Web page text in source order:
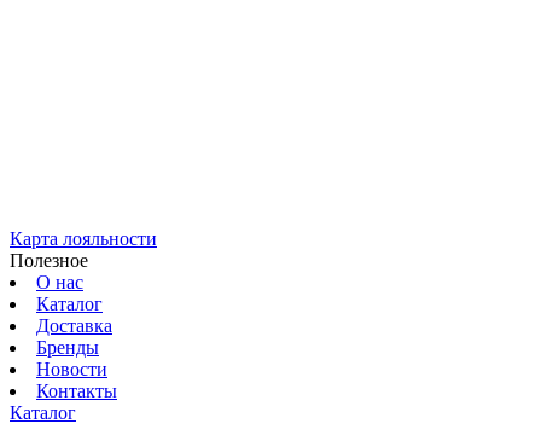
Карта лояльности
Полезное
О нас
Каталог
Доставка
Бренды
Новости
Контакты
Каталог